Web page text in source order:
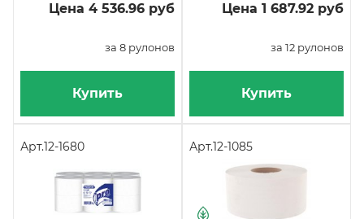
Цена 4 536.96 руб
за 8 рулонов
Купить
Цена 1 687.92 руб
за 12 рулонов
Купить
Арт.12-1680 Арт.12-1085